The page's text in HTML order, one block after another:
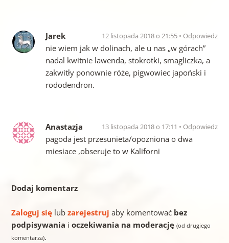
Jarek 12 listopada 2018 o 21:55 Odpowiedz
nie wiem jak w dolinach, ale u nas „w górach”
nadal kwitnie lawenda, stokrotki, smagliczka, a
zakwitły ponownie róże, pigwowiec japoński i
rododendron.
Anastazja 13 listopada 2018 o 17:11 Odpowiedz
pagoda jest przesunieta/opozniona o dwa
miesiace ,obseruje to w Kaliforni
Dodaj komentarz
Zaloguj sięlub zarejestruj aby komentować bez
podpisywania i oczekiwania na moderację (od drugiego
komentarza).